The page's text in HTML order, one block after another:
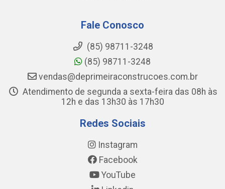
Fale Conosco
(85) 98711-3248
(85) 98711-3248
vendas@deprimeiraconstrucoes.com.br
Atendimento de segunda a sexta-feira das 08h às
12h e das 13h30 às 17h30
Redes Sociais
Instagram
Facebook
YouTube